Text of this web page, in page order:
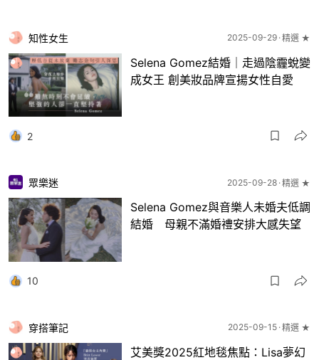
知性女生 2025-09-29 精選 ★
Selena Gomez結婚｜走過陰霾蛻變
成女王 創美妝品牌宣揚女性自愛
2
眾樂迷 2025-09-28 精選 ★
Selena Gomez與音樂人未婚夫低調
結婚 母親不滿婚禮安排大感失望
10
穿搭筆記 2025-09-15 精選 ★
艾美獎2025紅地毯焦點：Lisa夢幻